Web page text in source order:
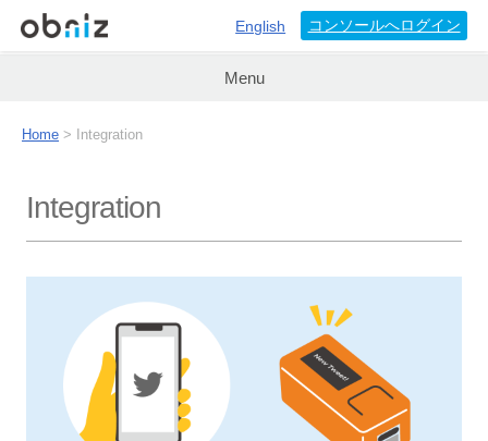
English コンソールへログイン
Menu
Home > Integration
Integration